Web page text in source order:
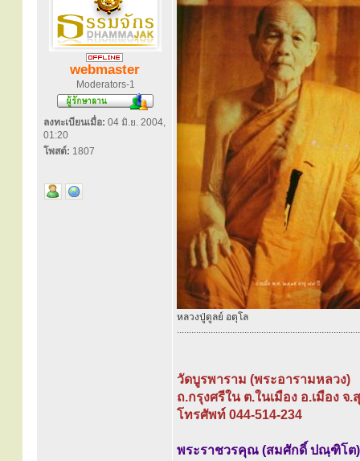
webmaster
Moderators-1
ลงทะเบียนเมื่อ: 04 มิ.ย. 2004,
01:20
โพสต์: 1807
หลวงปู่ดูลย์ อตุโล
............................................................................
วัดบูรพาราม (พระอารามหลวง)
ถ.กรุงศรีใน ต.ในเมือง อ.เมือง จ.
โทรศัพท์ 044-514-234
พระราชวรคุณ (สมศักดิ์ ปณฺฑิโต)